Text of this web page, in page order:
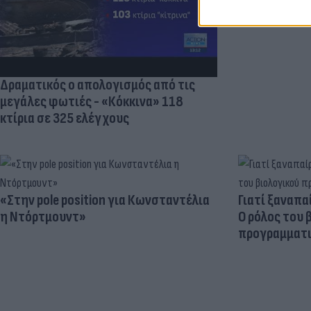
Δραματικός ο απολογισμός από τις
μεγάλες φωτιές - «Κόκκινα» 118
κτίρια σε 325 ελέγχους
«Στην pole position για Κωνσταντέλια
η Ντόρτμουντ»
Γιατί
Ο ρόλος του